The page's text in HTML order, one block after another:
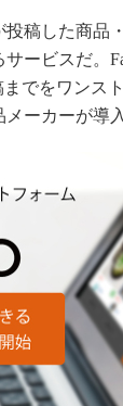
稿した商品
ービスだ。
でをワンス
ーカーが導